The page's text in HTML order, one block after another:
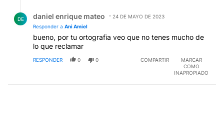
DE daniel enrique mateo
24 DE MAYO DE 2023
Responder a Ani Amiel
bueno, por tu ortografia veo que no tenes mucho de
lo que reclamar
RESPONDER 0 0 COMPARTIR
MARCAR
COMO
INAPROPIADO